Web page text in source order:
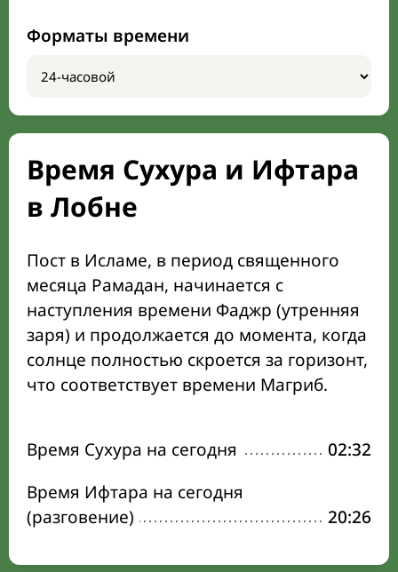
Форматы времени
Время Сухура и Ифтара
в Лобне
Пост в Исламе, в период священного
месяца Рамадан, начинается с
наступления времени Фаджр (утренняя
заря) и продолжается до момента, когда
солнце полностью скроется за горизонт,
что соответствует времени Магриб.
Время Сухура на сегодня
02:32
Время Ифтара на сегодня
(разговение)
20:26